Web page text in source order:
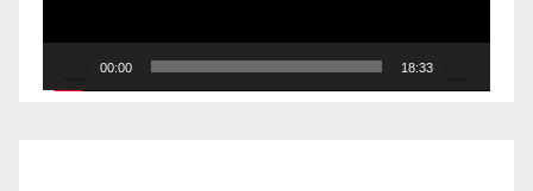
00:00 18:33